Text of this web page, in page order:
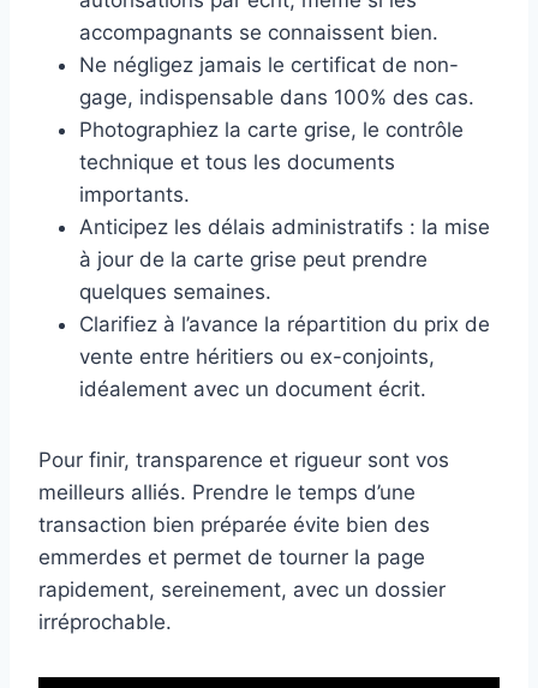
accompagnants se connaissent bien.
Ne négligez jamais le certificat de non-
gage, indispensable dans 100% des cas.
Photographiez la carte grise, le contrôle
technique et tous les documents
importants.
Anticipez les délais administratifs : la mise
à jour de la carte grise peut prendre
quelques semaines.
Clarifiez à l’avance la répartition du prix de
vente entre héritiers ou ex-conjoints,
idéalement avec un document écrit.
Pour finir, transparence et rigueur sont vos
meilleurs alliés. Prendre le temps d’une
transaction bien préparée évite bien des
emmerdes et permet de tourner la page
rapidement, sereinement, avec un dossier
irréprochable.